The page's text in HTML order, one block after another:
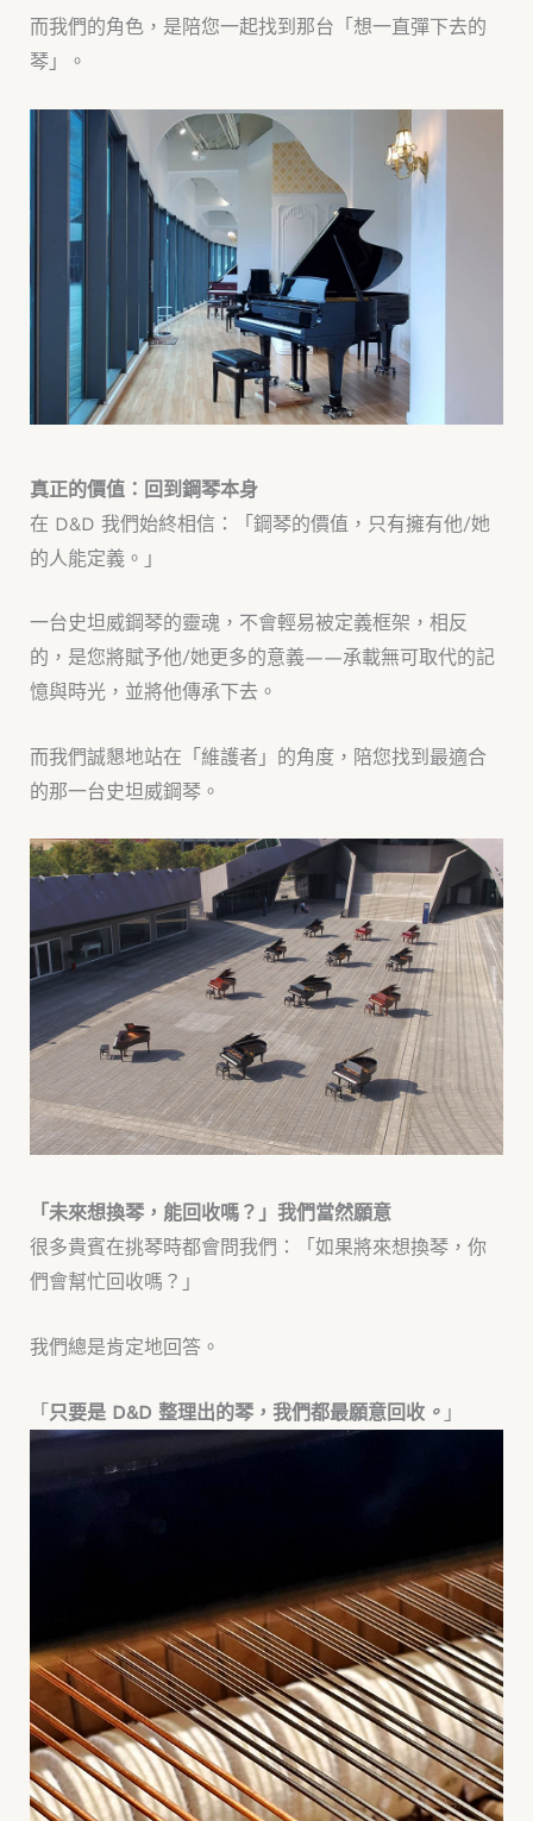
而我們的角色，是陪您一起找到那台「想一直彈下去的
琴」。
真正的價值：回到鋼琴本身
在 D&D 我們始終相信：「鋼琴的價值，只有擁有他/她
的人能定義。」
一台史坦威鋼琴的靈魂，不會輕易被定義框架，相反
的，是您將賦予他/她更多的意義——承載無可取代的記
憶與時光，並將他傳承下去。
而我們誠懇地站在「維護者」的角度，陪您找到最適合
的那一台史坦威鋼琴。
「未來想換琴，能回收嗎？」我們當然願意
很多貴賓在挑琴時都會問我們：「如果將來想換琴，你
們會幫忙回收嗎？」
我們總是肯定地回答。
「 只要是 D&D 整理出的琴，我們都最願意回收。 」